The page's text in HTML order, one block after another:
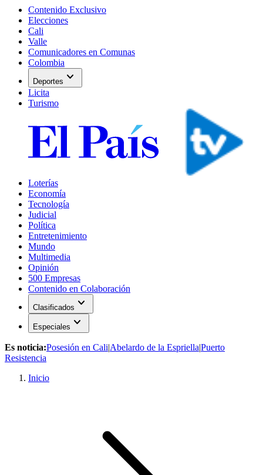
Contenido Exclusivo
Elecciones
Cali
Valle
Comunicadores en Comunas
Colombia
Deportes expand_more
Licita
Turismo
Loterías
Economía
Tecnología
Judicial
Política
Entretenimiento
Mundo
Multimedia
Opinión
500 Empresas
Contenido en Colaboración
Clasificados expand_more
Especiales expand_more
Es noticia:Posesión en Cali|Abelardo de la Espriella|Puerto
Resistencia
Inicio